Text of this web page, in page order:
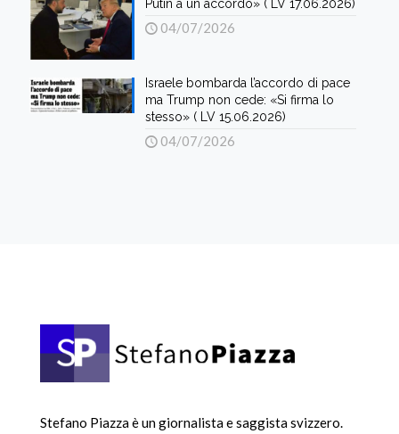
Putin a un accordo» ( LV 17.06.2026)
04/07/2026
Israele bombarda l’accordo di pace
ma Trump non cede: «Si firma lo
stesso» ( LV 15.06.2026)
04/07/2026
Stefano Piazza è un giornalista e saggista svizzero.